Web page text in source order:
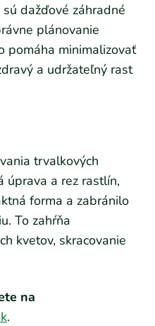
dažďové záhradné
plánovanie
pomáha minimalizovať
a udržateľný rast
trvalkových
úprava a rez rastlín,
forma a zabránilo
To zahŕňa
kvetov, skracovanie
na
.